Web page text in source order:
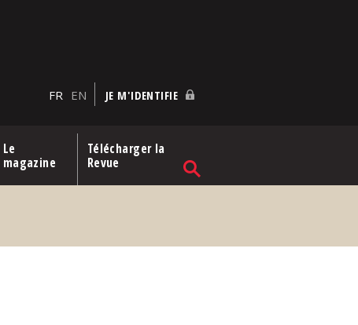
FR EN JE M'IDENTIFIE
Le
magazine
Télécharger la
Revue